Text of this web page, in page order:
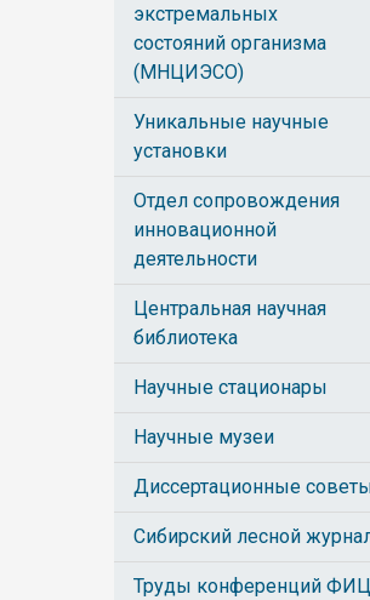
экстремальных
состояний организма
(МНЦИЭСО)
Уникальные научные
установки
Отдел сопровождения
инновационной
деятельности
Центральная научная
библиотека
Научные стационары
Научные музеи
Диссертационные
Сибирский лесной
Труды конференций ФИЦ